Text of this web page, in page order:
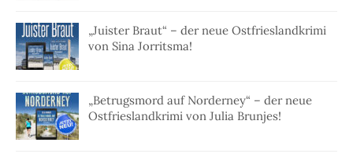
„Juister Braut“ – der neue Ostfrieslandkrimi
von Sina Jorritsma!
„Betrugsmord auf Norderney“ – der neue
Ostfrieslandkrimi von Julia Brunjes!